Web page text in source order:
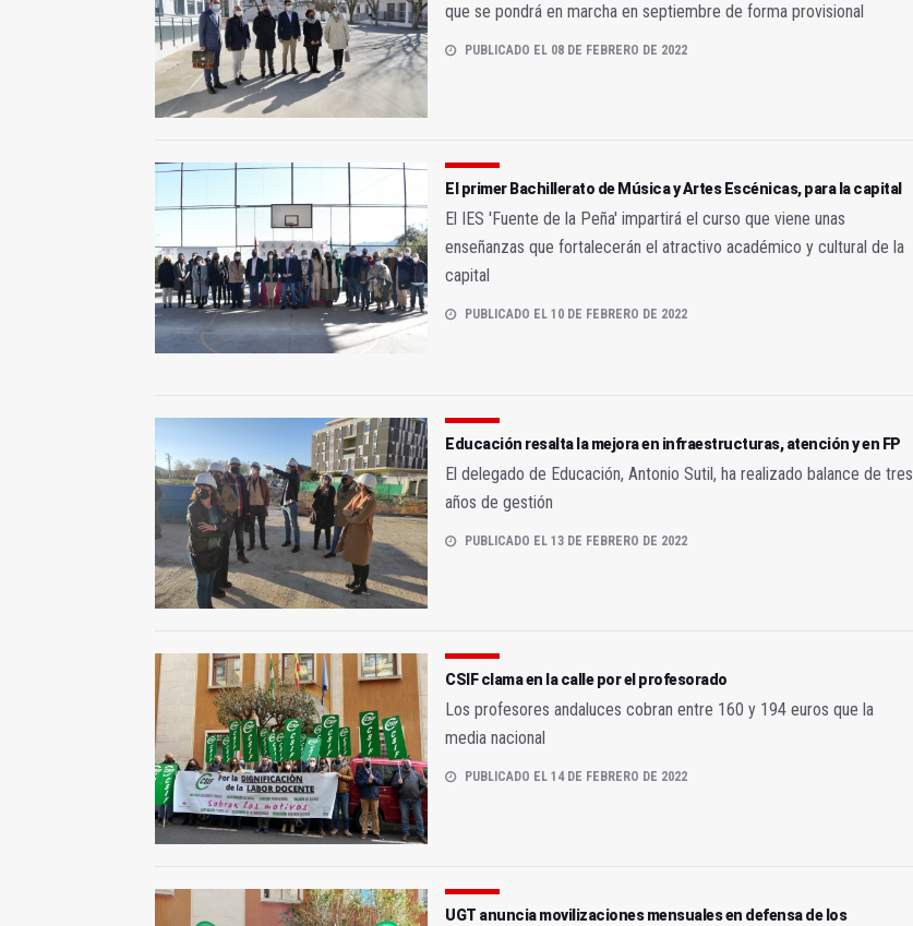
que se pondrá en marcha en septiembre de forma provisional
PUBLICADO EL 08 DE FEBRERO DE 2022
El primer Bachillerato de Música y Artes Escénicas, para la capital
El IES 'Fuente de la Peña' impartirá el curso que viene unas
enseñanzas que fortalecerán el atractivo académico y cultural de la
capital
PUBLICADO EL 10 DE FEBRERO DE 2022
Educación resalta la mejora en infraestructuras, atención y en FP
El delegado de Educación, Antonio Sutil, ha realizado balance de tres
años de gestión
PUBLICADO EL 13 DE FEBRERO DE 2022
CSIF clama en la calle por el profesorado
Los profesores andaluces cobran entre 160 y 194 euros que la
media nacional
PUBLICADO EL 14 DE FEBRERO DE 2022
UGT anuncia movilizaciones mensuales en defensa de los